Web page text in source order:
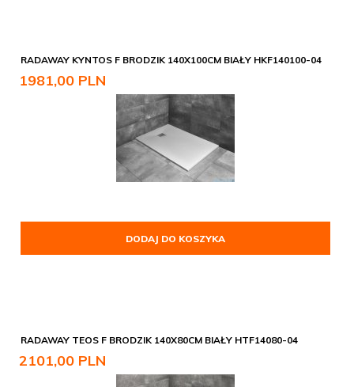
RADAWAY KYNTOS F BRODZIK 140X100CM BIAŁY HKF140100-04
1981,00 PLN
DODAJ DO KOSZYKA
RADAWAY TEOS F BRODZIK 140X80CM BIAŁY HTF14080-04
2101,00 PLN